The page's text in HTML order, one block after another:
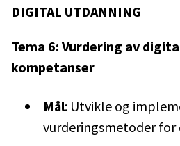
DIGITAL UTDANNING
Tema 6: Vurdering av
kompetanser
Mål: Utvikle og
vurderingsmetoder